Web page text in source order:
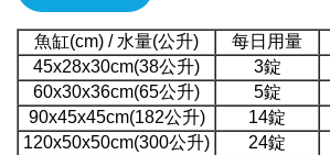
魚缸(cm) / 水量(公升) 每日用量
45x28x30cm(38公升)
3錠
60x30x36cm(65公升)
5錠
90x45x45cm(182公升)
14錠
120x50x50cm(300公升)
24錠